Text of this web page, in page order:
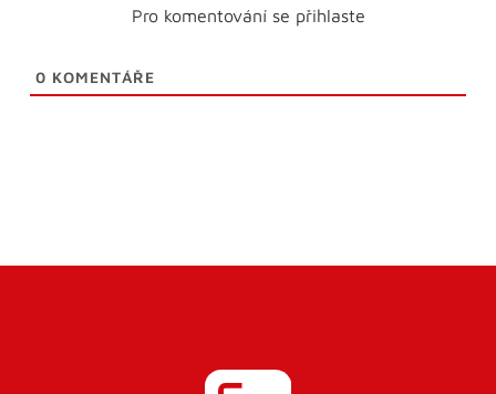
Pro komentování se přihlaste
0 KOMENTÁŘE